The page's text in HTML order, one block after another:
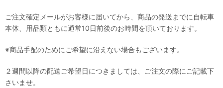
ご注文確定メールがお客様に届いてから、商品の発送までに自転車
本体、用品類ともに通常10日前後のお時間を頂いております。
※商品手配のためにご希望に沿えない場合もございます。
２週間以降の配送ご希望日につきましては、ご注文の際にご記載下
さいませ。